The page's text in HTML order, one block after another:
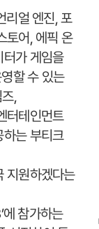
리얼 엔진, 포
토어, 에픽 온
터가 게임을
할 수 있는
,
터테인먼트
하는 부티크
지원하겠다는
참가하는